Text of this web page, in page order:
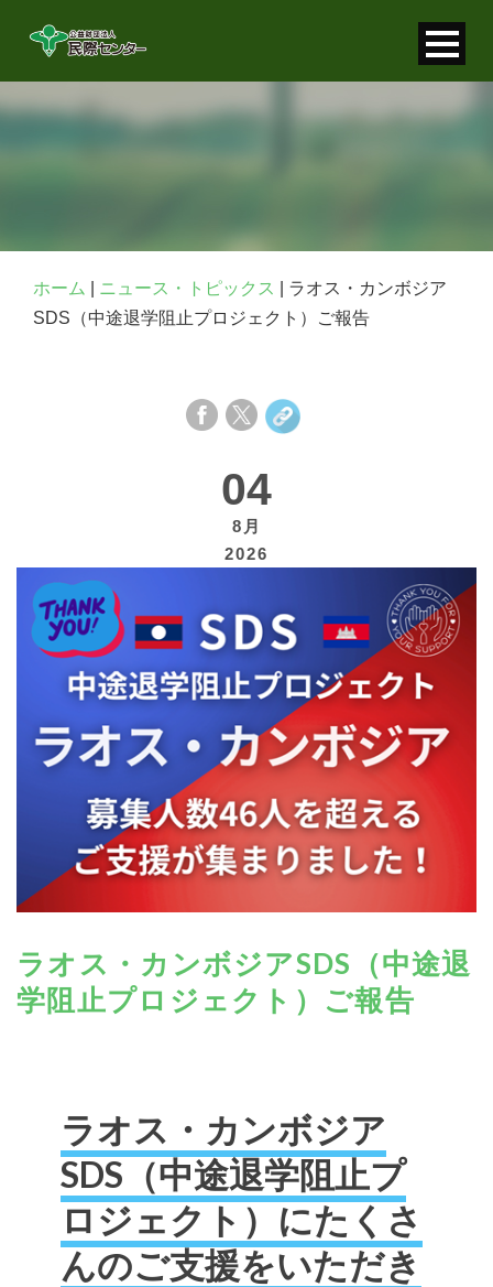
お問い合わせ
寄付する
ホーム ニュース・トピックス
ラオス・カンボジア
SDS（中途退学阻止プロジェクト）ご報告
04
8月
2026
ラオス・カンボジアSDS（中途退
学阻止プロジェクト）ご報告
ラオス・カンボジア
SDS（中途退学阻止プ
ロジェクト）にたくさ
んのご支援をいただき